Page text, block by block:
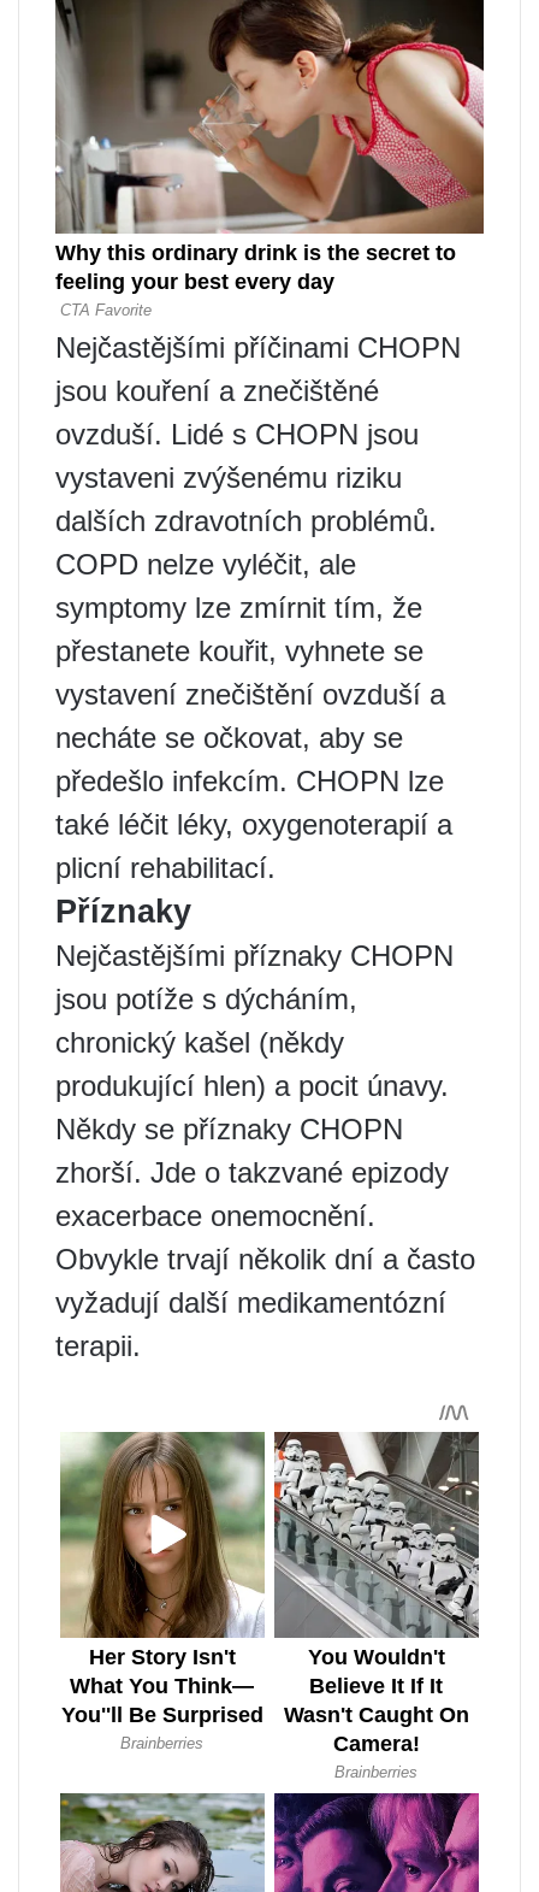
Nejčastějšími příčinami CHOPN
jsou kouření a znečištěné
ovzduší. Lidé s CHOPN jsou
vystaveni zvýšenému riziku
dalších zdravotních problémů.
COPD nelze vyléčit, ale
symptomy lze zmírnit tím, že
přestanete kouřit, vyhnete se
vystavení znečištění ovzduší a
necháte se očkovat, aby se
předešlo infekcím. CHOPN lze
také léčit léky, oxygenoterapií a
plicní rehabilitací.
Příznaky
Nejčastějšími příznaky CHOPN
jsou potíže s dýcháním,
chronický kašel (někdy
produkující hlen) a pocit únavy.
Někdy se příznaky CHOPN
zhorší. Jde o takzvané epizody
exacerbace onemocnění.
Obvykle trvají několik dní a často
vyžadují další medikamentózní
terapii.